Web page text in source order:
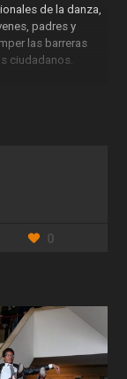
de la danza,
padres y
las barreras
ciudadanos.
0